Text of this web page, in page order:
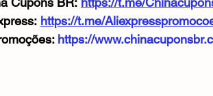
https://t.me/
https://